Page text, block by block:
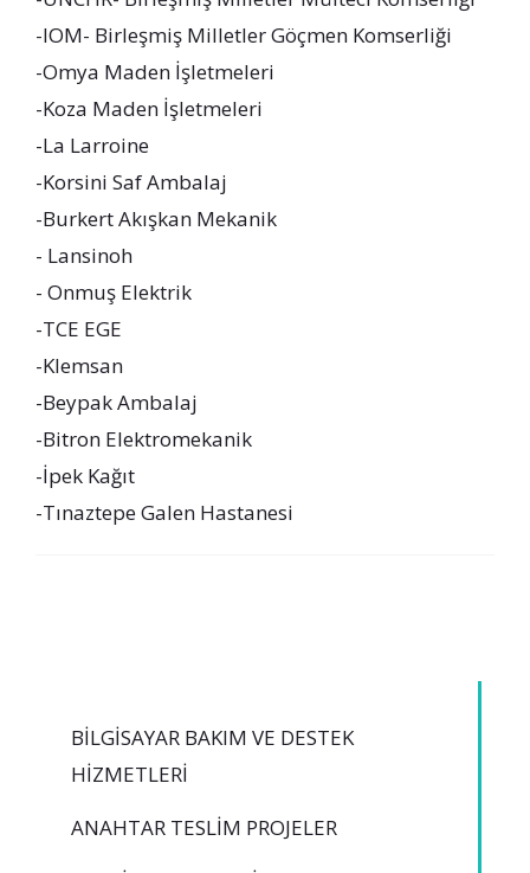
-IOM- Birleşmiş Milletler Göçmen Komserliği
-Omya Maden İşletmeleri
-Koza Maden İşletmeleri
-La Larroine
-Korsini Saf Ambalaj
-Burkert Akışkan Mekanik
- Lansinoh
- Onmuş Elektrik
-TCE EGE
-Klemsan
-Beypak Ambalaj
-Bitron Elektromekanik
-İpek Kağıt
-Tınaztepe Galen Hastanesi
BILGISAYAR BAKIM VE DESTEK
HIZMETLERI
ANAHTAR TESLIM PROJELER